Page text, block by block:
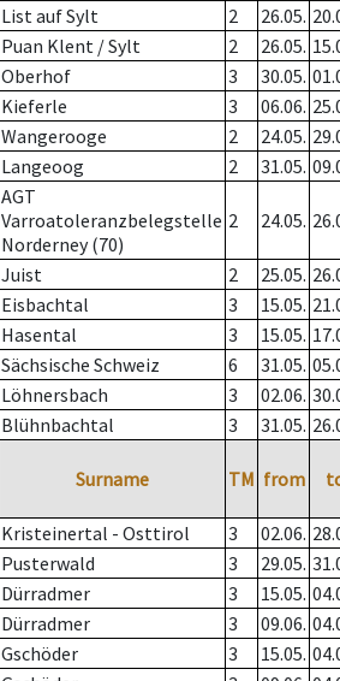
List auf Sylt 2 26.05.
Puan Klent / Sylt 2 26.05.
Oberhof 3 30.05.
Kieferle 3 06.06.
Wangerooge 2 24.05.
Langeoog 2 31.05.
AGT
Varroatoleranzbelegstelle
Norderney (70)
2 24.05.
Juist 2 25.05.
Eisbachtal 3 15.05.
Hasental 3 15.05.
Sächsische Schweiz 6 31.05.
Löhnersbach 3 02.06.
Blühnbachtal 3 31.05.
Surname TM from
Kristeinertal - Osttirol 3 02.06.
Pusterwald 3 29.05.
Dürradmer 3 15.05.
Dürradmer 3 09.06.
Gschöder 3 15.05.